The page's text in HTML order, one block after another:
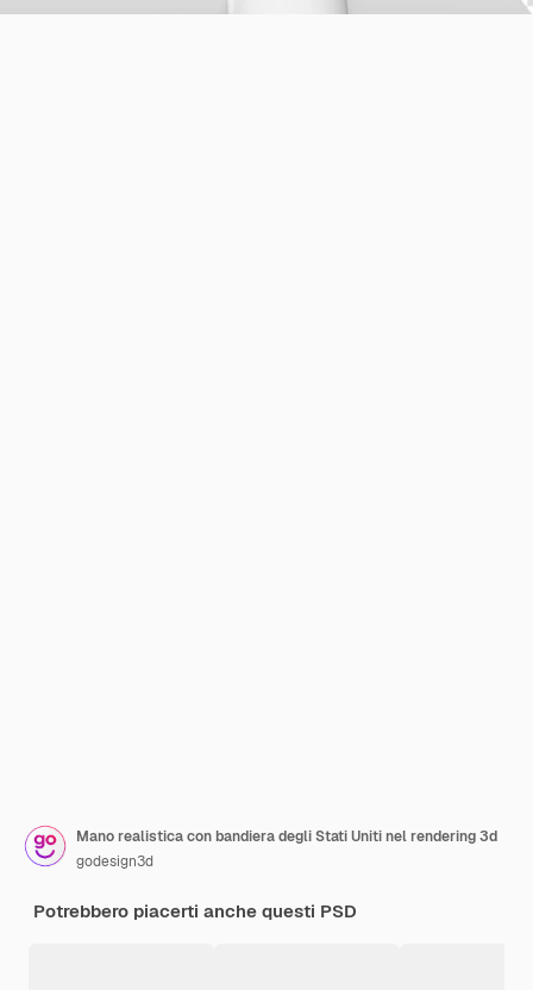
Mano realistica con bandiera degli Stati Uniti nel rendering 3d
godesign3d
Potrebbero piacerti anche questi PSD